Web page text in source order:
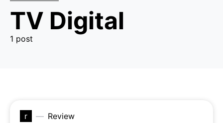
TV Digital
1 post
r Review